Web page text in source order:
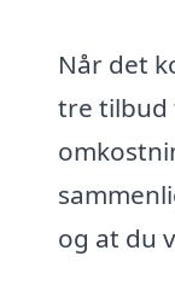
Når det
tre tilbud
og at du